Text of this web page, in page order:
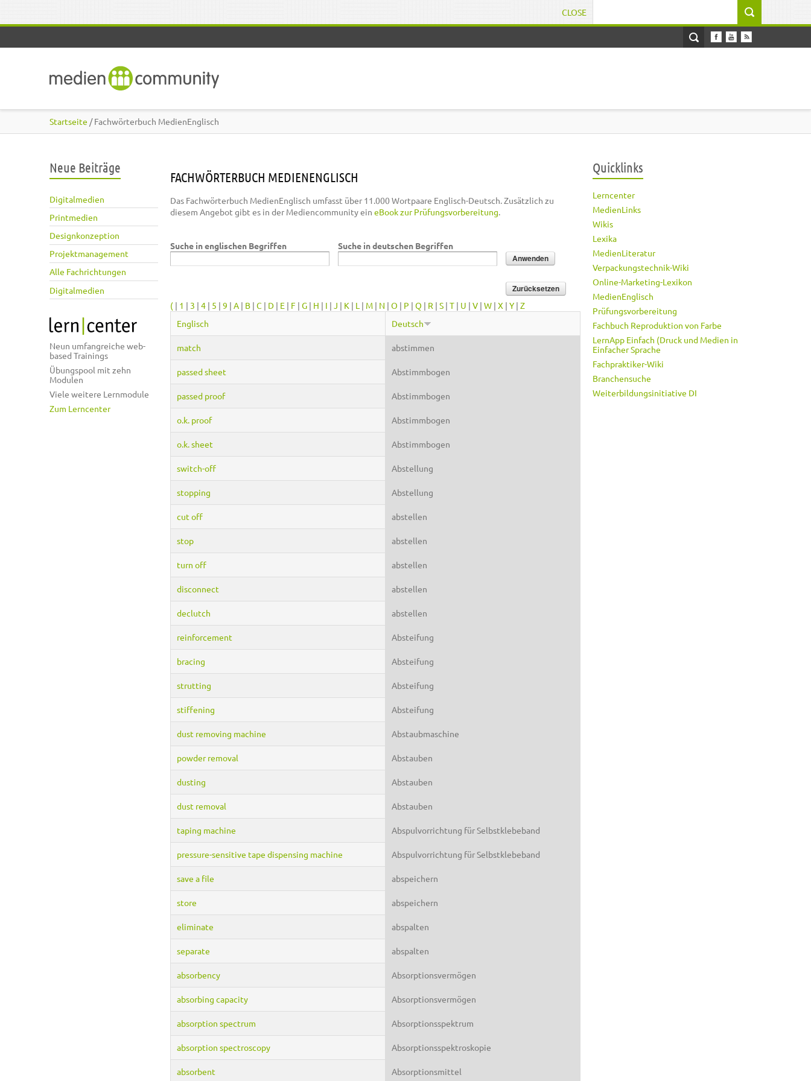
CLOSE
Startseite / Fachwörterbuch MedienEnglisch
Neue Beiträge
Digitalmedien
Printmedien
Designkonzeption
Projektmanagement
Alle Fachrichtungen
Digitalmedien
Neun umfangreiche web-
based Trainings
Übungspool mit zehn
Modulen
Viele weitere Lernmodule
Zum Lerncenter
FACHWÖRTERBUCH MEDIENENGLISCH
Das Fachwörterbuch MedienEnglisch umfasst über 11.000 Wortpaare Englisch-Deutsch. Zusätzlich zu
diesem Angebot gibt es in der Mediencommunity ein eBook zur Prüfungsvorbereitung.
Suche in englischen Begriffen Suche in deutschen Begriffen
( | 1 | 3 | 4 | 5 | 9 | A | B | C | D | E | F | G | H | I | J | K | L | M | N | O | P | Q | R | S | T | U | V | W | X | Y | Z
Englisch
Deutsch
match abstimmen
passed sheet Abstimmbogen
passed proof Abstimmbogen
o.k. proof Abstimmbogen
o.k. sheet Abstimmbogen
switch-off Abstellung
stopping Abstellung
cut off abstellen
stop abstellen
turn off abstellen
disconnect abstellen
declutch abstellen
reinforcement Absteifung
bracing Absteifung
strutting Absteifung
stiffening Absteifung
dust removing machine Abstaubmaschine
powder removal Abstauben
dusting Abstauben
dust removal Abstauben
taping machine Abspulvorrichtung für Selbstklebeband
pressure-sensitive tape dispensing machine Abspulvorrichtung für Selbstklebeband
save a file abspeichern
store abspeichern
eliminate abspalten
separate abspalten
absorbency Absorptionsvermögen
absorbing capacity Absorptionsvermögen
absorption spectrum Absorptionsspektrum
absorption spectroscopy Absorptionsspektroskopie
absorbent Absorptionsmittel
Quicklinks
Lerncenter
MedienLinks
Wikis
Lexika
MedienLiteratur
Verpackungstechnik-Wiki
Online-Marketing-Lexikon
MedienEnglisch
Prüfungsvorbereitung
Fachbuch Reproduktion von Farbe
LernApp Einfach (Druck und Medien in
Einfacher Sprache
Fachpraktiker-Wiki
Branchensuche
Weiterbildungsinitiative DI